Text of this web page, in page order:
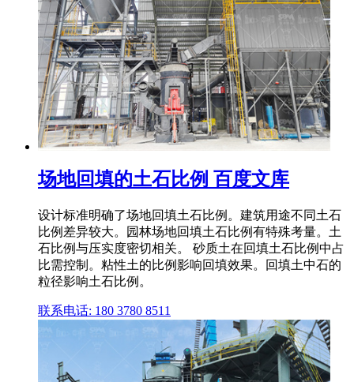
场地回填的土石比例 百度文库
设计标准明确了场地回填土石比例。建筑用途不同土石
比例差异较大。园林场地回填土石比例有特殊考量。土
石比例与压实度密切相关。 砂质土在回填土石比例中占
比需控制。粘性土的比例影响回填效果。回填土中石的
粒径影响土石比例。
联系电话: 180 3780 8511